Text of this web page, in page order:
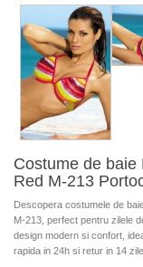
Costume de
Red M-213
Descopera costumele de
M-213, perfect pentru zilele
design modern si confort,
rapida in 24h si retur in 14 zile.